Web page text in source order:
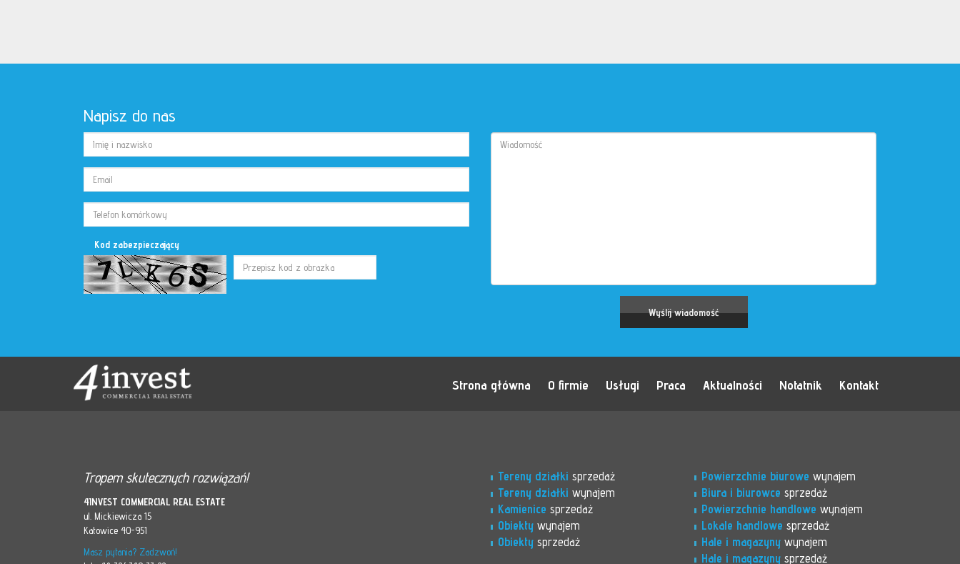
Napisz do nas
Kod zabezpieczający
Strona główna O firmie Usługi Praca Aktualności Notatnik Kontakt
Tropem skutecznych rozwiązań!
4INVEST COMMERCIAL REAL ESTATE
ul. Mickiewicza 15
Katowice 40-951
Masz pytania? Zadzwoń!
Tereny działki sprzedaż
Tereny działki wynajem
Kamienice sprzedaż
Obiekty wynajem
Obiekty sprzedaż
Powierzchnie biurowe wynajem
Biura i biurowce sprzedaż
Powierzchnie handlowe wynajem
Lokale handlowe sprzedaż
Hale i magazyny wynajem
Hale i magazyny sprzedaż